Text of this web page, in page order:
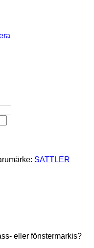
SATTLER
eller fönstermarkis?